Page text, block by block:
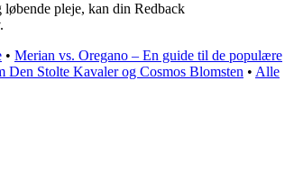
pleje, kan din Redback
• Merian vs. Oregano – En guide til de populære
Den Stolte Kavaler og Cosmos Blomsten • Alle